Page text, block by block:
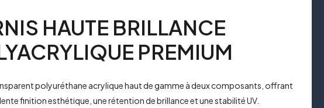
HAUTE BRILLANCE
PREMIUM
polyuréthane acrylique haut de gamme à deux composants, offrant
finition esthétique, une rétention de brillance et une stabilité UV.